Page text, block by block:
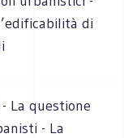
di
La questione
- La